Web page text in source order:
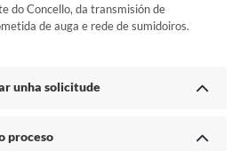
do Concello, da transmisión de
de auga e rede de sumidoiros.
unha solicitude
proceso